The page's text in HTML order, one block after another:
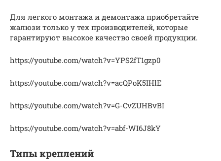
Для легкого монтажа и демонтажа приобретайте
жалюзи только у тех производителей, которые
гарантируют высокое качество своей продукции.
https://youtube.com/watch?v=YPS2fT1gzp0
https://youtube.com/watch?v=acQPoK5IHlE
https://youtube.com/watch?v=G-CvZUHBvBI
https://youtube.com/watch?v=abf-WI6J8kY
Типы креплений